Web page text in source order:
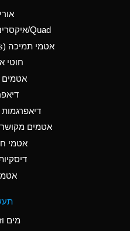
Aluminum Nitrate
(Aqueous)
Phosphate
Anhydrous
Gas (cold)
Ammonia Gas (hot)
Quad/איקסרינגים (X-Rings)
אטמי תמיכה (Back-up Rings)
חוטי
אטמים
אטמים
אטמי
מים